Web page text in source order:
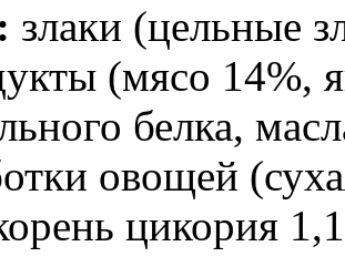
злаки (цельные
(мясо 14%,
белка,
овощей
цикория